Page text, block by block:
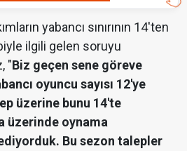
yabancı sınırının 14'ten
ilgili gelen soruyu
"Biz geçen sene göreve
oyuncu sayısı 12'ye
üzerine bunu 14'te
üzerinde oynama
Bu sezon talepler